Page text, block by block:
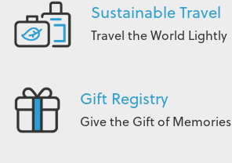
Sustainable Travel
Travel the World Lightly
Gift Registry
Give the Gift of Memories